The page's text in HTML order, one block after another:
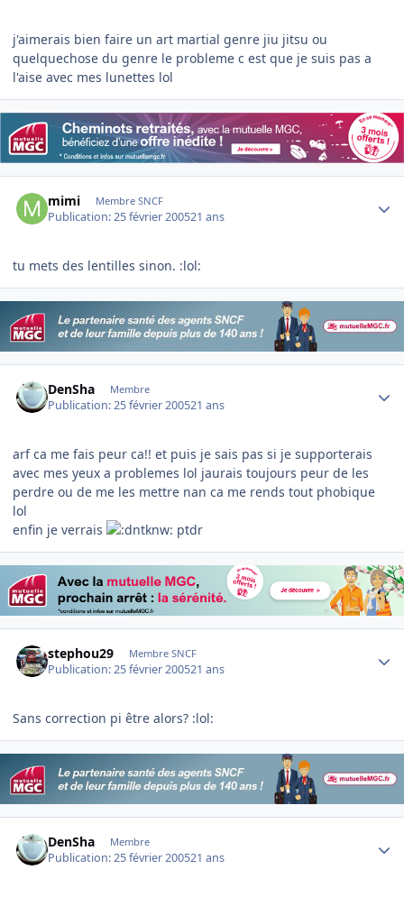
j'aimerais bien faire un art martial genre jiu jitsu ou
quelquechose du genre le probleme c est que je suis pas a
l'aise avec mes lunettes lol
mimi Membre SNCF
Publication:25 février 200521 ans
tu mets des lentilles sinon. :lol:
DenSha Membre
Publication:25 février 200521 ans
arf ca me fais peur ca!! et puis je sais pas si je supporterais
avec mes yeux a problemes lol jaurais toujours peur de les
perdre ou de me les mettre nan ca me rends tout phobique
lol
enfin je verrais
ptdr
stephou29 Membre SNCF
Publication:25 février 200521 ans
Sans correction pi être alors? :lol:
DenSha Membre
Publication:25 février 200521 ans